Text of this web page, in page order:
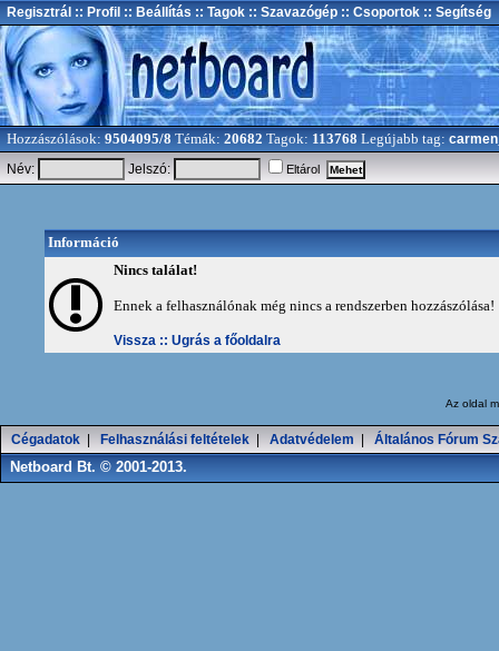
Regisztrál :: Profil :: Beállítás :: Tagok :: Szavazógép :: Csoportok :: Segítség
Hozzászólások: 9504095/8 Témák: 20682 Tagok: 113768 Legújabb tag:
Név:
Jelszó: Eltárol
Információ
Nincs találat!
Ennek a felhasználónak még nincs a rendszerben hozzászólása!
Vissza :: Ugrás a főoldalra
Az oldal
Cégadatok Felhasználási feltételek Adatvédelem Általános Fórum
Netboard Bt. © 2001-2013.